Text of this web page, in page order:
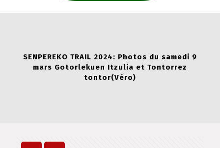
SENPEREKO TRAIL 2024: Photos du samedi 9
mars Gotorlekuen Itzulia et Tontorrez
tontor(Véro)